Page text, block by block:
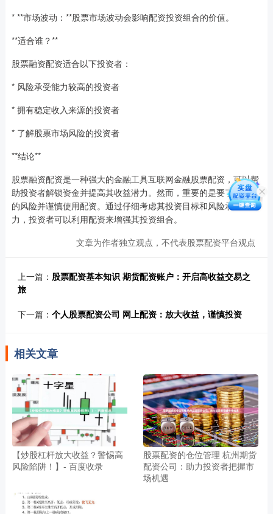
* **市场波动：**股票市场波动会影响配资投资组合的价值。
**适合谁？**
股票融资配资适合以下投资者：
* 风险承受能力较高的投资者
* 拥有稳定收入来源的投资者
* 了解股票市场风险的投资者
**结论**
股票融资配资是一种强大的金融工具互联网金融股票配资，可以帮
助投资者解锁资金并提高其收益潜力。然而，重要的是要了解相关
的风险并谨慎使用配资。通过仔细考虑其投资目标和风险承受能
力，投资者可以利用配资来增强其投资组合。
文章为作者独立观点，不代表股票配资平台观点
上一篇： 股票配资基本知识 期货配资账户：开启高收益交易之
旅
下一篇： 个人股票配资公司 网上配资：放大收益，谨慎投资
相关文章
【炒股杠杆放大收益？警惕高
风险陷阱！】- 百度收录
股票配资的仓位管理 杭州期货
配资公司：助力投资者把握市
场机遇